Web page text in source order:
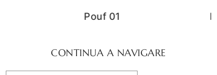
POUF SYLT EGOITALIANO
CONTINUA A NAVIGARE